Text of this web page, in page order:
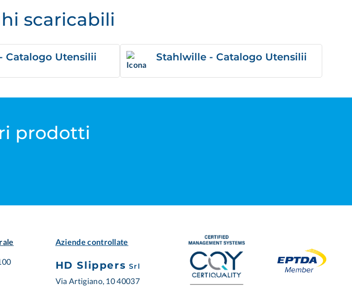
scaricabili
Catalogo Utensilii Stahlwille - Catalogo Utensilii
prodotti
Aziende controllate
HD Slippers Srl
Via Artigiano, 10 40037